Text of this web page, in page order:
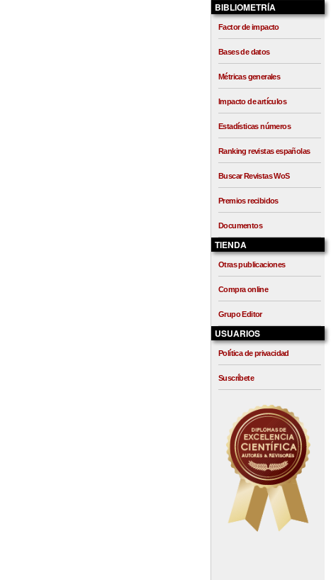
BIBLIOMETRÍA
Factor de impacto
Bases de datos
Métricas generales
Impacto de artículos
Estadísticas números
Ranking revistas españolas
Buscar Revistas WoS
Premios recibidos
Documentos
TIENDA
Otras publicaciones
Compra online
Grupo Editor
USUARIOS
Política de privacidad
Suscríbete